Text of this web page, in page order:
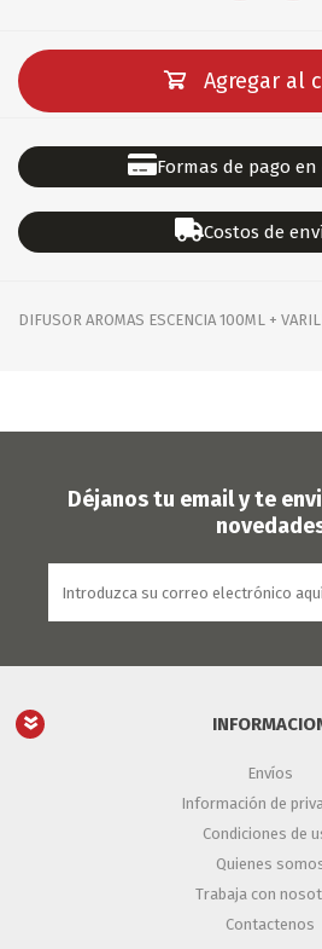
Agregar al
Formas de pago
Costos de
DIFUSOR AROMAS ESCENCIA 100ML +
Déjanos tu email y te
Envíos
Información de
Condiciones de
Quienes
Trabaja con
Contactenos